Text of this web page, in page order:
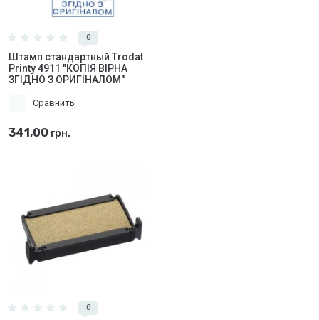
0
Штамп стандартный Trodat
Printy 4911 "КОПІЯ ВІРНА
ЗГІДНО З ОРИГІНАЛОМ"
Сравнить
341,00 грн.
0